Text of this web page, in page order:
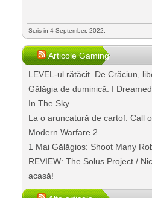
Scris in 4 September, 2022.
Articole Gaming
LEVEL-ul rătăcit. De Crăciun,
Gălăgia de duminică: I
In The Sky
La o aruncatură de cartof: Call
Modern Warfare 2
1 Mai Gălăgios: Shoot Many
REVIEW: The Solus Project /
acasă!